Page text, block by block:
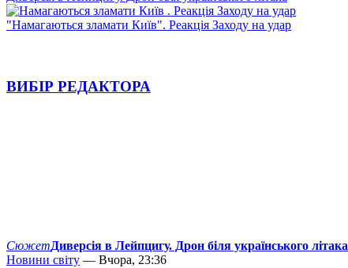
"Намагаються зламати Київ". Реакція Заходу на удар
ВИБІР РЕДАКТОРА
СюжетДиверсія в Лейпцигу. Дрон біля українського літака
Новини світу — Вчора, 23:36